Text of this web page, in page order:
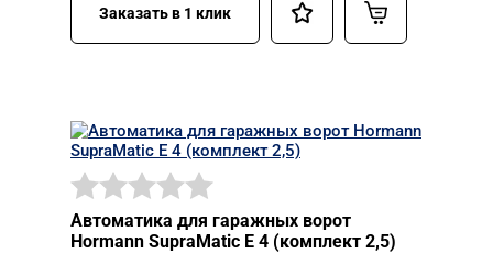
Заказать в 1 клик
Автоматика для гаражных ворот
Hormann SupraMatic E 4 (комплект 2,5)